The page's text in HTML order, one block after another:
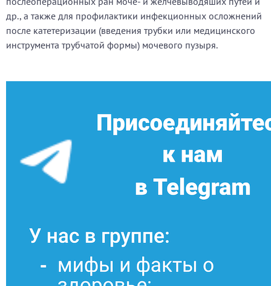
др., а также для профилактики инфекционных осложнений
после катетеризации (введения трубки или медицинского
инструмента трубчатой формы) мочевого пузыря.